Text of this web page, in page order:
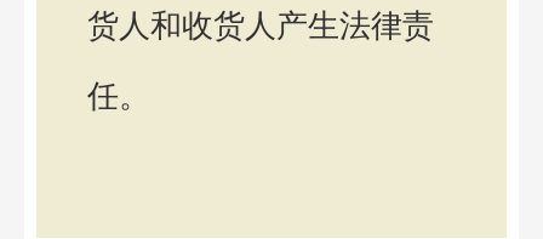
货人和收货人产生法律责
任。